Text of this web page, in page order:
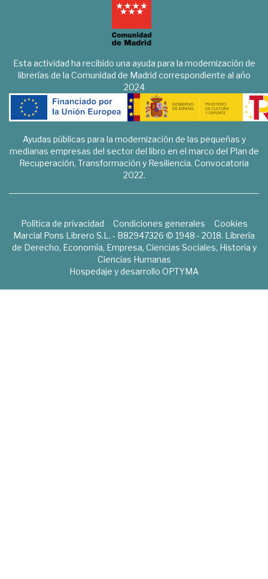
Esta actividad ha recibido una ayuda para la modernización de
librerías de la Comunidad de Madrid correspondiente al año
2024
Ayudas públicas para la modernización de las pequeñas y
medianas empresas del sector del libro en el marco del Plan de
Recuperación, Transformación y Resiliencia. Convocatoria
2022.
Política de privacidad Condiciones generales
Cookies
Marcial Pons Librero S.L. - B82947326 © 1948 - 2018. Librería
de Derecho, Economía, Empresa, Ciencias Sociales, Historia y
Ciencias Humanas
Hospedaje y desarrollo OPTYMA